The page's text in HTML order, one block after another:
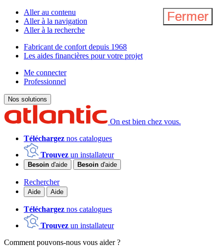
Aller au contenu
Aller à la navigation
Aller à la recherche
Fabricant de confort depuis 1968
Les aides financières pour votre projet
Me connecter
Professionnel
Nos solutions
On est bien chez vous.
Téléchargez nos catalogues
Trouvez un installateur
Besoin d'aide Besoin d'aide
Rechercher
Aide Aide
Téléchargez nos catalogues
Trouvez un installateur
Comment pouvons-nous vous aider ?
Fermer
Fermer
Fermer